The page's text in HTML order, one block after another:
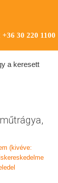
+36 30 220 1100
a keresett
(kivéve: